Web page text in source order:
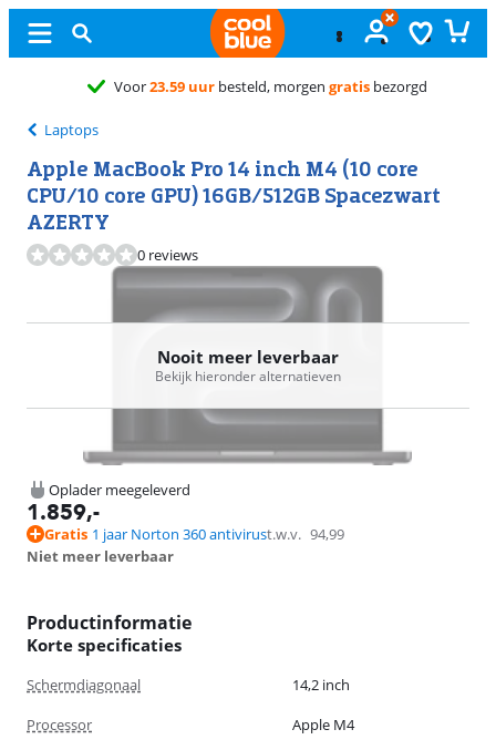
Laptops
Apple MacBook Pro 14 inch M4 (10 core
CPU/10 core GPU) 16GB/512GB Spacezwart
AZERTY
0 reviews
Nooit meer leverbaar
Bekijk hieronder alternatieven
Oplader meegeleverd
1.859,-
Gratis 1 jaar Norton 360 antivirust.w.v. 94,99
Niet meer leverbaar
Productinformatie
Korte specificaties
Schermdiagonaal
14,2 inch
Processor
Apple M4